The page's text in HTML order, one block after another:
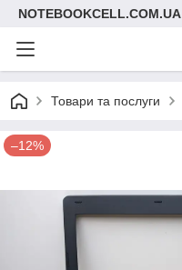
NOTEBOOKCELL.COM.UA
Товари та послуги
–12%